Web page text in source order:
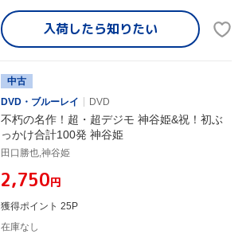
入荷したら知りたい
中古
DVD・ブルーレイ
DVD
不朽の名作！超・超デジモ 神谷姫&祝！初ぶ
っかけ合計100発 神谷姫
田口勝也,神谷姫
¥2,750円
獲得ポイント 25P
在庫なし